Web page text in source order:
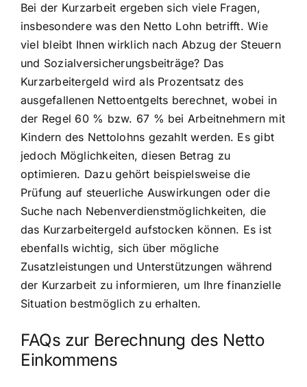
Bei der Kurzarbeit ergeben sich viele Fragen,
insbesondere was den Netto Lohn betrifft. Wie
viel bleibt Ihnen wirklich nach Abzug der Steuern
und Sozialversicherungsbeiträge? Das
Kurzarbeitergeld wird als Prozentsatz des
ausgefallenen Nettoentgelts berechnet, wobei in
der Regel 60 % bzw. 67 % bei Arbeitnehmern mit
Kindern des Nettolohns gezahlt werden. Es gibt
jedoch Möglichkeiten, diesen Betrag zu
optimieren. Dazu gehört beispielsweise die
Prüfung auf steuerliche Auswirkungen oder die
Suche nach Nebenverdienstmöglichkeiten, die
das Kurzarbeitergeld aufstocken können. Es ist
ebenfalls wichtig, sich über mögliche
Zusatzleistungen und Unterstützungen während
der Kurzarbeit zu informieren, um Ihre finanzielle
Situation bestmöglich zu erhalten.
FAQs zur Berechnung des Netto
Einkommens